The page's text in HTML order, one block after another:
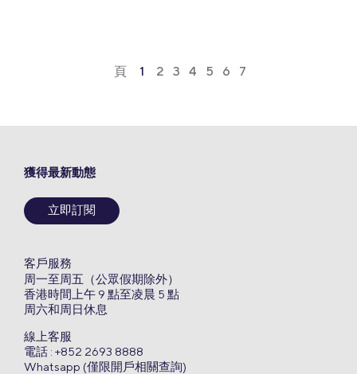
頁 1 2 3 4 5 6 7
獲得最新動態
立即訂閱
客戶服務
周一至周五（公眾假期除外）
香港時間上午 9 點至凌晨 5 點
周六和周日休息
線上客服
電話 : +852 2693 8888
Whatsapp (僅限開戶相關查詢)